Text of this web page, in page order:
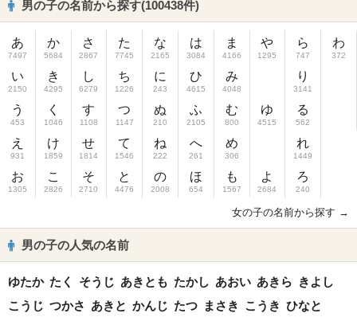
男の子の名前から探す(100438件)
あ
7497
い
2150
う
453
え
931
お
1305
か
5684
き
4295
く
1046
け
1859
こ
2826
さ
2867
し
6279
す
1108
せ
1814
そ
2710
た
7745
ち
1226
つ
1147
て
1546
と
4476
な
2165
に
243
ぬ
210
ね
222
の
2008
は
3084
ひ
4615
ふ
2105
へ
261
ほ
654
ま
4166
み
4048
む
800
め
306
も
1567
や
1295
ゆ
4515
よ
2684
ら
747
り
3141
る
562
れ
1449
ろ
240
わ
372
女の子の名前から探す →
男の子の人気の名前
ゆたか たく そうじ あきとも たかし あおい あきら きよし
こうじ つかさ あきと かんじ たつ まさき こうき ひなと